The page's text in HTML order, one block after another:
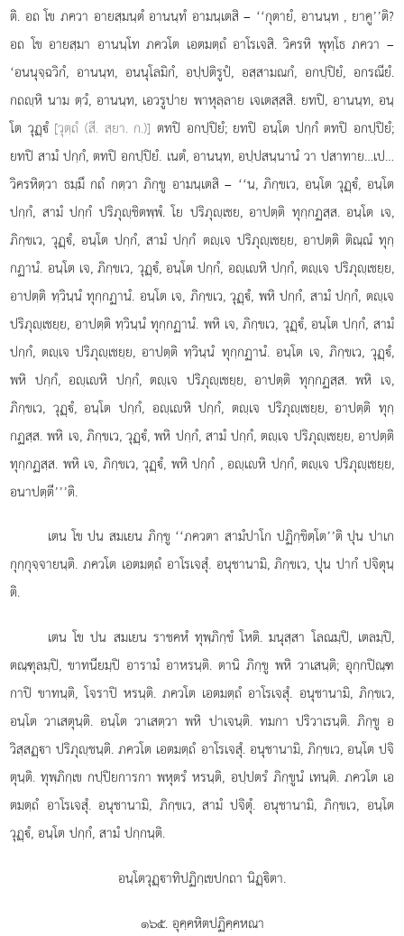
ติ. อถ โข ภควา อายสฺมนฺตํอานนฺทํ อามนฺเตสิ – ‘‘กุตายํ, อานนฺท , ยาคู’’ติ?
อถ โข อายสฺมา อานนฺโท ภควโต เอตมตฺถํ อาโรเจสิ. วิครหิ พุทฺโธ ภควา –
‘อนนุจฺฉวิกํ, อานนฺท, อนนุโลมิกํ, อปฺปติรูปํ, อสฺสามณกํ, อกปฺปิยํ, อกรณียํ.
กถฺหิ นาม ตฺวํ, อานนฺท, เอวรูปาย พาหุลฺลาย เจเตสฺสสิ. ยทปิ, อานนฺท, อนฺ
โต วุฏฺํ [วุตฺถํ (สี. สฺยา. ก.)] ตทปิ อกปฺปิยํ; ยทปิ อนฺโต ปกฺกํ ตทปิ อกปฺปิยํ;
ยทปิ สามํ ปกฺกํ, ตทปิ อกปฺปิยํ. เนตํ, อานนฺท, อปฺปสนฺนานํ วา ปสาทาย…เป…
วิครหิตฺวา ธมฺมึ กถํ กตฺวา ภิกฺขู อามนฺเตสิ – ‘‘น, ภิกฺขเว, อนฺโต วุฏฺํ, อนฺโต
ปกฺกํ, สามํ ปกฺกํ ปริภุฺชิตพฺพํ. โย ปริภุฺเชย, อาปตฺติ ทุกฺกฏสฺส. อนฺโต เจ,
ภิกฺขเว, วุฏฺํ, อนฺโต ปกฺกํ, สามํ ปกฺกํ ตฺเจ ปริภุฺเชยฺย, อาปตฺติ ติณฺณํ ทุกฺ
กฏานํ. อนฺโต เจ, ภิกฺขเว, วุฏฺํ, อนฺโต ปกฺกํ, อฺเหิ ปกฺกํ, ตฺเจ ปริภุฺเชยฺย,
อาปตฺติ ทฺวินฺนํ ทุกฺกฏานํ. อนฺโต เจ, ภิกฺขเว, วุฏฺํ, พหิ ปกฺกํ, สามํ ปกฺกํ, ตฺเจ
ปริภุฺเชยฺย, อาปตฺติ ทฺวินฺนํ ทุกฺกฏานํ. พหิ เจ, ภิกฺขเว, วุฏฺํ, อนฺโต ปกฺกํ, สามํ
ปกฺกํ, ตฺเจ ปริภุฺเชยฺย, อาปตฺติ ทฺวินฺนํ ทุกฺกฏานํ. อนฺโต เจ, ภิกฺขเว, วุฏฺํ,
พหิ ปกฺกํ, อฺเหิ ปกฺกํ, ตฺเจ ปริภุฺเชยฺย, อาปตฺติ ทุกฺกฏสฺส. พหิ เจ,
ภิกฺขเว, วุฏฺํ, อนฺโต ปกฺกํ, อฺเหิ ปกฺกํ, ตฺเจ ปริภุฺเชยฺย, อาปตฺติ ทุกฺ
กฏสฺส. พหิ เจ, ภิกฺขเว, วุฏฺํ, พหิ ปกฺกํ, สามํ ปกฺกํ, ตฺเจ ปริภุฺเชยฺย, อาปตฺติ
ทุกฺกฏสฺส. พหิ เจ, ภิกฺขเว, วุฏฺํ, พหิ ปกฺกํ , อฺเหิ ปกฺกํ, ตฺเจ ปริภุฺเชยฺย,
อนาปตฺตี’’’ติ.
เตน โข ปน สมเยน ภิกฺขู ‘‘ภควตา สามํปาโก ปฏิกฺขิตฺโต’’ติ ปุน ปาเก
กุกฺกุจฺจายนฺติ. ภควโต เอตมตฺถํ อาโรเจสุํ. อนุชานามิ, ภิกฺขเว, ปุน ปากํ ปจิตุนฺ
ติ.
เตน โข ปน สมเยน ราชคหํ ทุพฺภิกฺขํ โหติ. มนุสฺสา โลณมฺปิ, เตลมฺปิ,
ตณฺฑุลมฺปิ, ขาทนียมฺปิ อารามํ อาหรนฺติ. ตานิ ภิกฺขู พหิ วาเสนฺติ; อุกฺกปิณฺฑ
กาปิ ขาทนฺติ, โจราปิ หรนฺติ. ภควโต เอตมตฺถํ อาโรเจสุํ. อนุชานามิ, ภิกฺขเว,
อนฺโต วาเสตุนฺติ. อนฺโต วาเสตฺวา พหิ ปาเจนฺติ. ทมกา ปริวาเรนฺติ. ภิกฺขู อ
วิสฺสฏฺา ปริภุฺชนฺติ. ภควโต เอตมตฺถํ อาโรเจสุํ. อนุชานามิ, ภิกฺขเว, อนฺโต ปจิ
ตุนฺติ. ทุพฺภิกฺเข กปฺปิยการกา พหุตรํ หรนฺติ, อปฺปตรํ ภิกฺขูนํ เทนฺติ. ภควโต เอ
ตมตฺถํ อาโรเจสุํ. อนุชานามิ, ภิกฺขเว, สามํ ปจิตุํ. อนุชานามิ, ภิกฺขเว, อนฺโต
วุฏฺํ, อนฺโต ปกฺกํ, สามํ ปกฺกนฺติ.
อนฺโตวุฏฺาทิปฏิกฺเขปกถา นิฏฺิตา.
๑๖๕. อุคฺคหิตปฏิคฺคหณา